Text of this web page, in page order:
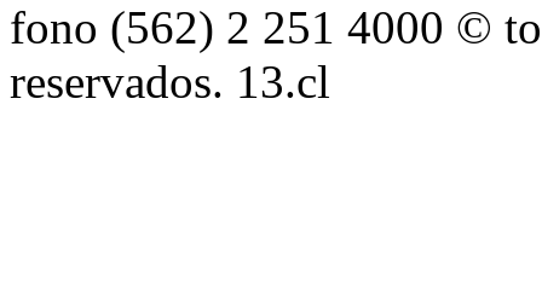
fono (562) 2 251 4000 ©
reservados. 13.cl